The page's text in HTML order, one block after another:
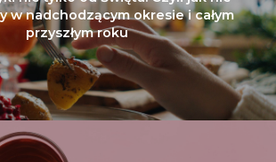
w nadchodzącym okresie i całym
przyszłym roku